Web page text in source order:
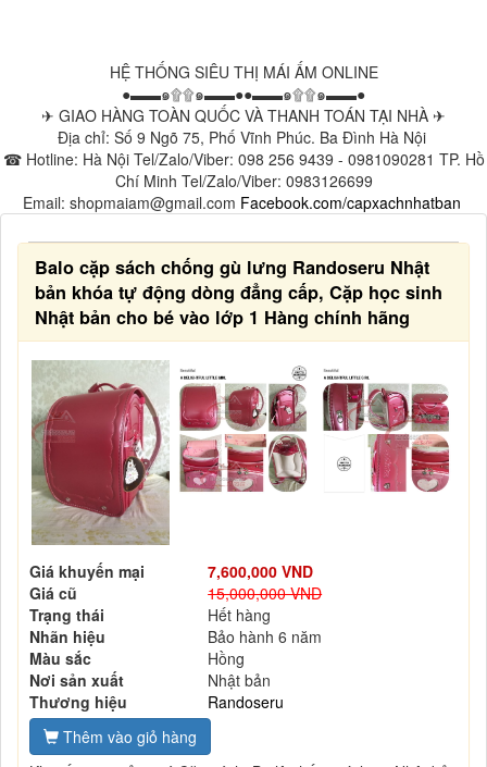
HỆ THỐNG SIÊU THỊ MÁI ẤM ONLINE
●▬▬๑۩۩๑▬▬●●▬▬๑۩۩๑▬▬●
✈ GIAO HÀNG TOÀN QUỐC VÀ THANH TOÁN TẠI NHÀ ✈
Địa chỉ: Số 9 Ngõ 75, Phố Vĩnh Phúc. Ba Đình Hà Nội
☎ Hotline: Hà Nội Tel/Zalo/Viber: 098 256 9439 - 0981090281 TP. Hồ
Chí Minh Tel/Zalo/Viber: 0983126699
Email: shopmaiam@gmail.com Facebook.com/capxachnhatban
Balo cặp sách chống gù lưng Randoseru Nhật
bản khóa tự động dòng đẳng cấp, Cặp học sinh
Nhật bản cho bé vào lớp 1 Hàng chính hãng
Giá khuyến mại
7,600,000 VND
Giá cũ
15,000,000 VND
Trạng thái
Hết hàng
Nhãn hiệu
Bảo hành 6 năm
Màu sắc
Hồng
Nơi sản xuất
Nhật bản
Thương hiệu
Randoseru
Thêm vào giỏ hàng